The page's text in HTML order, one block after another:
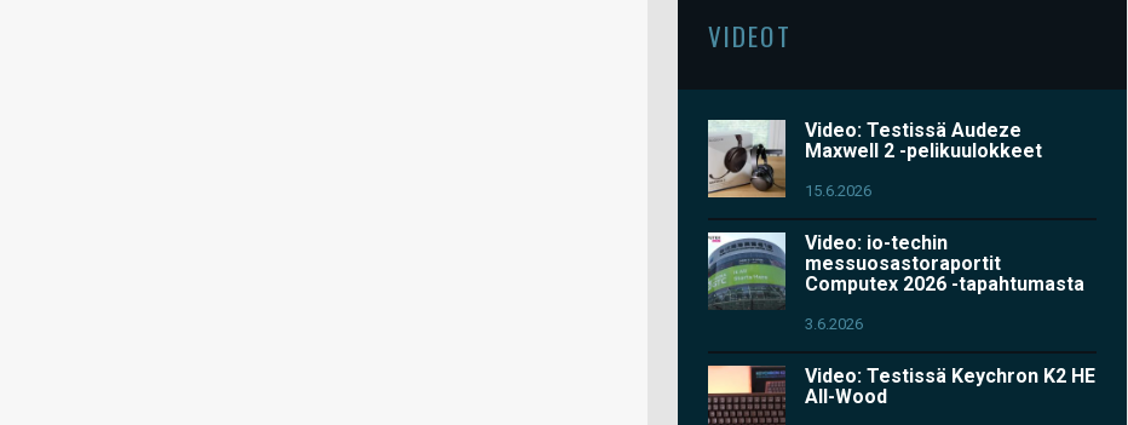
VIDEOT
Video: Testissä Audeze
Maxwell 2 -pelikuulokkeet
15.6.2026
Video: io-techin
messuosastoraportit
Computex 2026 -tapahtumasta
3.6.2026
Video: Testissä Keychron K2 HE
All-Wood